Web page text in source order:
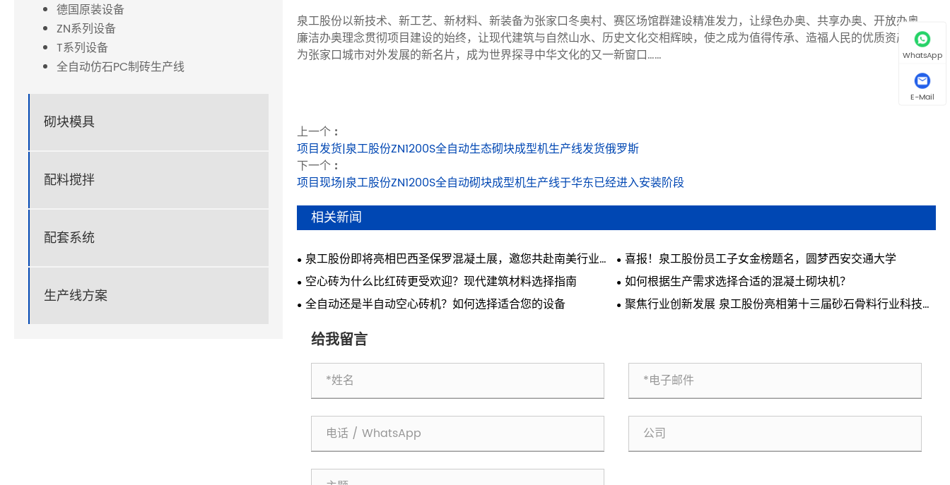
德国原装设备
ZN系列设备
T系列设备
全自动仿石PC制砖生产线
砌块模具
配料搅拌
配套系统
生产线方案
泉工股份以新技术、新工艺、新材料、新装备为张家口冬奥村、赛区场馆群建设精准发力，让绿色办奥、共享办奥、开放办奥、
廉洁办奥理念贯彻项目建设的始终，让现代建筑与自然山水、历史文化交相辉映，使之成为值得传承、造福人民的优质资产，成
为张家口城市对外发展的新名片，成为世界探寻中华文化的又一新窗口……
上一个 :
项目发货|泉工股份ZN1200S全自动生态砌块成型机生产线发货俄罗斯
下一个 :
项目现场|泉工股份ZN1200S全自动砌块成型机生产线于华东已经进入安装阶段
相关新闻
泉工股份即将亮相巴西圣保罗混凝土展，邀您共赴南美行业盛
会
喜报！泉工股份员工子女金榜题名，圆梦西安交通大学
空心砖为什么比红砖更受欢迎？现代建筑材料选择指南
如何根据生产需求选择合适的混凝土砌块机？
全自动还是半自动空心砖机？如何选择适合您的设备
聚焦行业创新发展 泉工股份亮相第十三届砂石骨料行业科技创
给我留言
WhatsApp
E-Mail